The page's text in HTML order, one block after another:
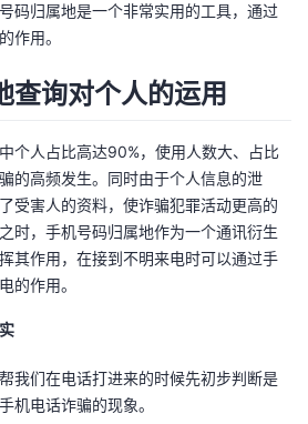
码归属地是一个非常实用的工具，通过
作用。
查询对个人的运用
个人占比高达90%，使用人数大、占比
的高频发生。同时由于个人信息的泄
受害人的资料，使诈骗犯罪活动更高的
时，手机号码归属地作为一个通讯衍生
其作用，在接到不明来电时可以通过手
的作用。
我们在电话打进来的时候先初步判断是
机电话诈骗的现象。